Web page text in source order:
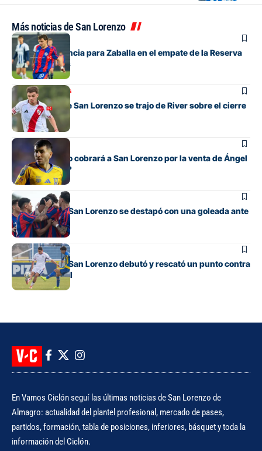
Más noticias de San Lorenzo
Juveniles
Debut y asistencia para Zaballa en el empate de la Reserva
contra Talleres
Mercado de pases
La apuesta que San Lorenzo se trajo de River sobre el cierre
del mercado
Fútbol
¿Cuánto dinero cobrará a San Lorenzo por la venta de Ángel
Correa a River?
Juveniles
La Reserva de San Lorenzo se destapó con una goleada ante
Banfield
Juveniles
La Reserva de San Lorenzo debutó y rescató un punto contra
Rosario Central
En Vamos Ciclón seguí las últimas noticias de San Lorenzo de
Almagro: actualidad del plantel profesional, mercado de pases,
partidos, formación, tabla de posiciones, inferiores, básquet y toda la
información del Ciclón.